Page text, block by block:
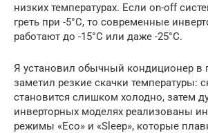
низких температурах. Если on-off
греть при -5°C, то современные
работают до -15°C или даже -25°C.
Я установил обычный кондиционер в
заметил резкие скачки температуры:
становится слишком холодно, затем
инверторных моделях реализованы
режимы «Eco» и «Sleep», которые